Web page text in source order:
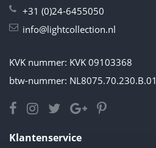
+31 (0)24-6455050
info@lightcollection.nl
KVK nummer: KVK 09103368
btw-nummer: NL8075.70.230.B.01
Klantenservice